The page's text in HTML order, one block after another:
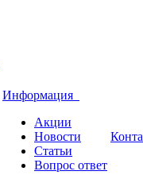
Информация
Акции
Новости
Статьи
Вопрос ответ